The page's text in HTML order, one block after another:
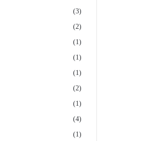
(3)
(2)
(1)
(1)
(1)
(2)
(1)
(4)
(1)